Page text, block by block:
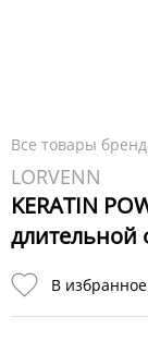
Все товары
LORVENN
KERATIN
длительной
В избранное